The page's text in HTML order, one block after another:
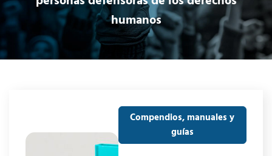
humanos
Compendios, manuales y
guías